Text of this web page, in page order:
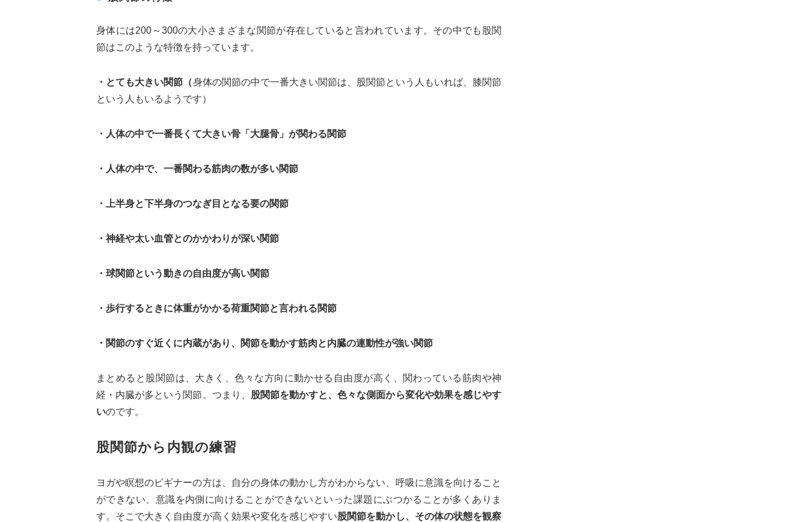
身体には200～300の大小さまざまな関節が存在していると言われています。その中でも股関
節はこのような特徴を持っています。
・とても大きい関節（身体の関節の中で一番大きい関節は、股関節という人もいれば、膝関節
という人もいるようです）
・人体の中で一番長くて大きい骨「大腿骨」が関わる関節
・人体の中で、一番関わる筋肉の数が多い関節
・上半身と下半身のつなぎ目となる要の関節
・神経や太い血管とのかかわりが深い関節
・球関節という動きの自由度が高い関節
・歩行するときに体重がかかる荷重関節と言われる関節
・関節のすぐ近くに内蔵があり、関節を動かす筋肉と内臓の連動性が強い関節
まとめると股関節は、大きく、色々な方向に動かせる自由度が高く、関わっている筋肉や神
経・内臓が多という関節。つまり、 股関節を動かすと、色々な側面から変化や効果を感じやす
いのです。
股関節から内観の練習
ヨガや瞑想のビギナーの方は、自分の身体の動かし方がわからない、呼吸に意識を向けること
ができない、意識を内側に向けることができないといった課題にぶつかることが多くありま
す。そこで大きく自由度が高く効果や変化を感じやすい股関節を動かし、その体の状態を観察